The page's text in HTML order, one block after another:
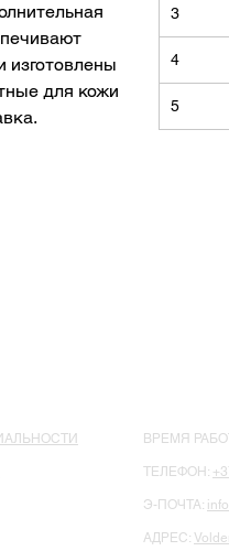
изготовлены
для кожи
3
4
5
ВРЕМЯ
ТЕЛЕФОН:
Э-ПОЧТА:
АДРЕС: